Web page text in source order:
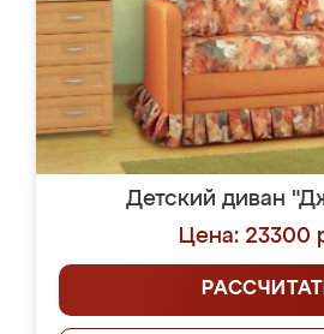
Детский диван
Цена: 23300